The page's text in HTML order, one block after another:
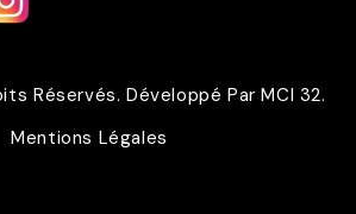
Réservés. Développé Par MCI 32.
Mentions Légales